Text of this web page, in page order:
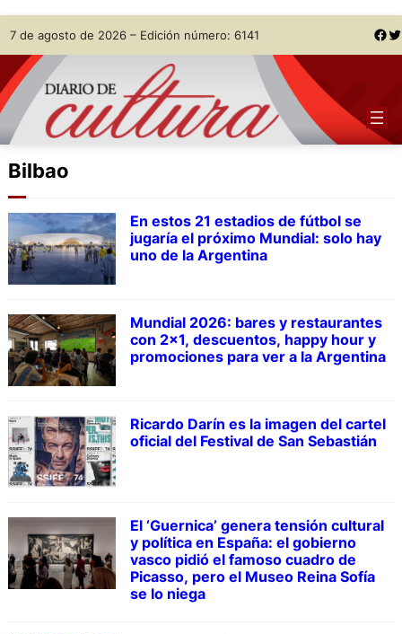
Skip
to
content
7 de agosto de 2026 – Edición número: 6141 Facebook Twitter
Bilbao
En estos 21 estadios de fútbol se
jugaría el próximo Mundial: solo hay
uno de la Argentina
Mundial 2026: bares y restaurantes
con 2×1, descuentos, happy hour y
promociones para ver a la Argentina
Ricardo Darín es la imagen del cartel
oficial del Festival de San Sebastián
El ‘Guernica’ genera tensión cultural
y política en España: el gobierno
vasco pidió el famoso cuadro de
Picasso, pero el Museo Reina Sofía
se lo niega